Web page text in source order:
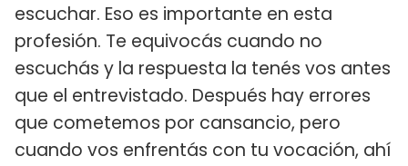
escuchar. Eso es importante en esta
profesión. Te equivocás cuando no
escuchás y la respuesta la tenés vos antes
que el entrevistado. Después hay errores
que cometemos por cansancio, pero
cuando vos enfrentás con tu vocación, ahí